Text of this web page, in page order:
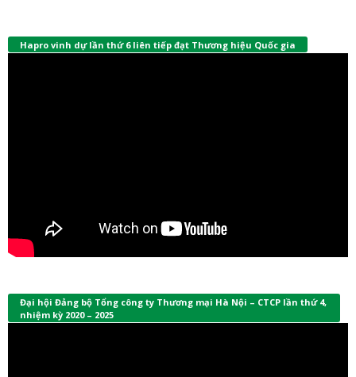
Hapro vinh dự lần thứ 6 liên tiếp đạt Thương hiệu Quốc gia
Đại hội Đảng bộ Tổng công ty Thương mại Hà Nội – CTCP lần thứ 4,
nhiệm kỳ 2020 – 2025